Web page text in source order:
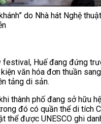
do Nhà hát Nghệ thuật
festival, Huế đang đứng
văn hóa đơn thuần
tảng di sản.
thành phố đang sở hữu
đó có quần thể di tích
thể được UNESCO ghi